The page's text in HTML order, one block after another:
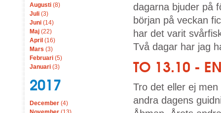
Augusti (8)
Juli (3)
Juni (14)
Maj (22)
April (16)
Mars (3)
Februari (5)
Januari (3)
2017
December (4)
dagarna bjuder på
början på veckan
har det varit
Två dagar har jag
TO 13.10 -
Tro det eller ej
andra dagens